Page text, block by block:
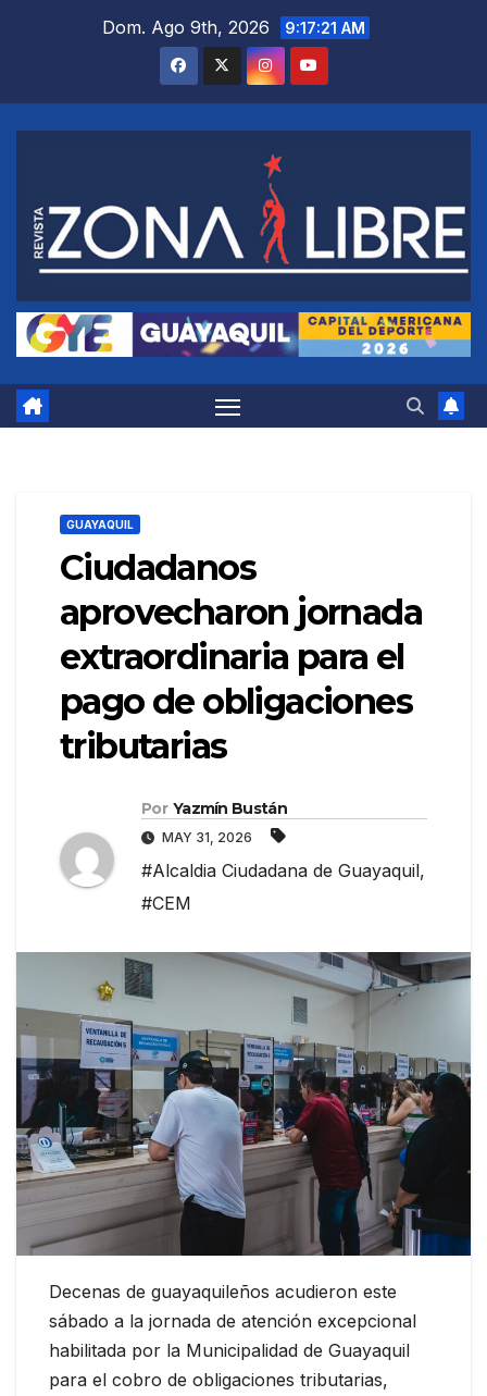
Dom. Ago 9th, 2026 9:17:22 AM
GUAYAQUIL
Ciudadanos
aprovecharon jornada
extraordinaria para el
pago de obligaciones
tributarias
Por Yazmín Bustán
MAY 31, 2026
#Alcaldia Ciudadana de Guayaquil,
#CEM
Decenas de guayaquileños acudieron este
sábado a la jornada de atención excepcional
habilitada por la Municipalidad de Guayaquil
para el cobro de obligaciones tributarias,